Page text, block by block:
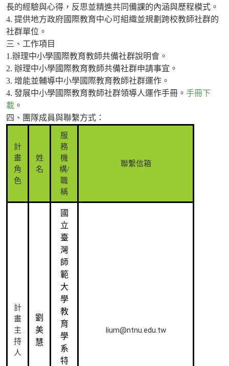
長的經驗與心得，反思並精進共同備課的內涵與歷程模式。
4. 提供地方政府國際教育中心可組織並規劃跨校教師社群的
社群單位。
三、工作項目
1.辦理中小學國際教育教師共備社群說明會。
2. 辦理中小學國際教育教師共備社群申請事宜。
3. 增能並輔導中小學國際教育教師社群運作。
4. 發展中小學國際教育教師社群領導人運作手冊。 手冊下
載 。
四、團隊成員與聯繫方式：
計
畫
角
色
姓
名
服
務
機
構/
職
稱
聯繫信箱
計
畫
主
持
人
劉
美
慧
國
立
臺
灣
師
範
大
學
教
育
學
系
特
lium@ntnu.edu.tw